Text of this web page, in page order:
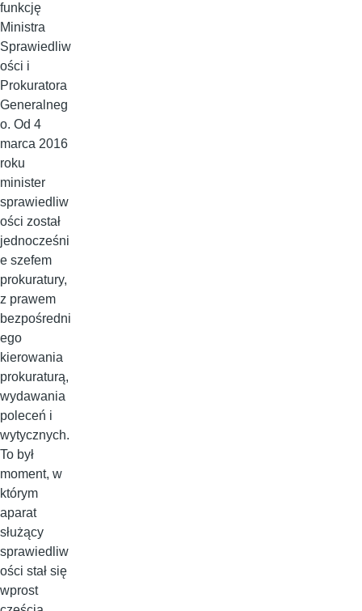
funkcję
Ministra
Sprawiedliw
ości i
Prokuratora
Generalneg
o. Od 4
marca 2016
roku
minister
sprawiedliw
ości został
jednocześni
e szefem
prokuratury,
z prawem
bezpośredni
ego
kierowania
prokuraturą,
wydawania
poleceń i
wytycznych.
To był
moment, w
którym
aparat
służący
sprawiedliw
ości stał się
wprost